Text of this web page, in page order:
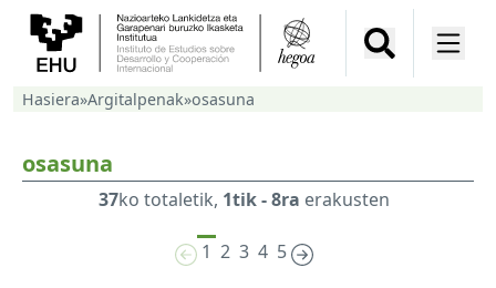
Hasiera»Argitalpenak»osasuna
osasuna
37ko totaletik, 1tik - 8ra erakusten
1 2 3 4 5